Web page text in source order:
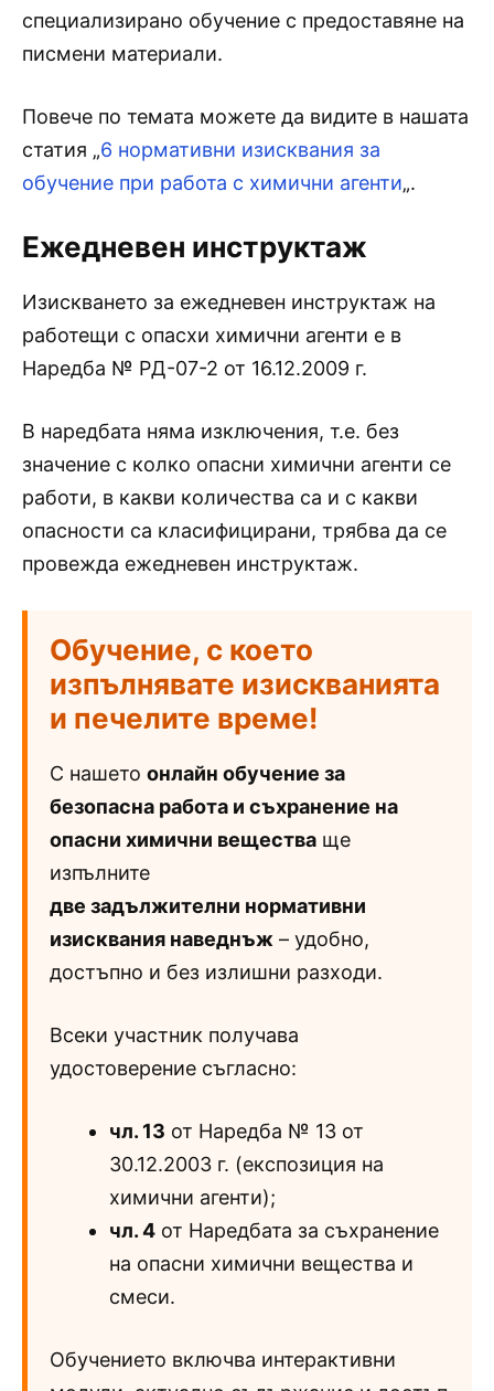
специализирано обучение с предоставяне на
писмени материали.
Повече по темата можете да видите в нашата
статия „6 нормативни изисквания за
обучение при работа с химични агенти„.
Ежедневен инструктаж
Изискването за ежедневен инструктаж на
работещи с опасхи химични агенти е в
Наредба № РД-07-2 от 16.12.2009 г.
В наредбата няма изключения, т.е. без
значение с колко опасни химични агенти се
работи, в какви количества са и с какви
опасности са класифицирани, трябва да се
провежда ежедневен инструктаж.
Обучение, с което
изпълнявате изискванията
и печелите време!
С нашето онлайн обучение за
безопасна работа и съхранение на
опасни химични вещества ще
изпълните
две задължителни нормативни
изисквания наведнъж – удобно,
достъпно и без излишни разходи.
Всеки участник получава
удостоверение съгласно:
чл. 13 от Наредба № 13 от
30.12.2003 г. (експозиция на
химични агенти);
чл. 4 от Наредбата за съхранение
на опасни химични вещества и
смеси.
Обучението включва интерактивни